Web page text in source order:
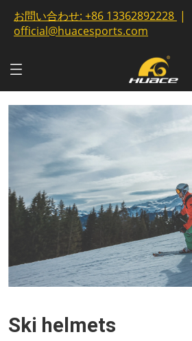
お問い合わせ: +86 13362892228 |
official@huacesports.com
Ski helmets